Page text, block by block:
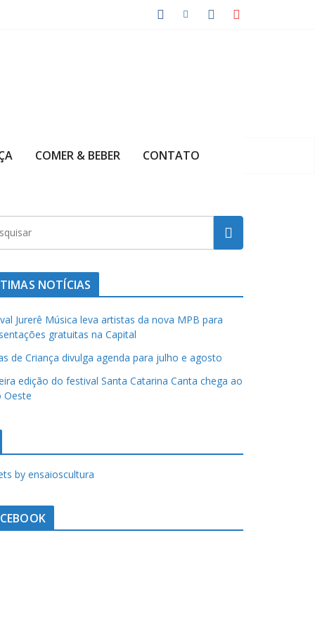
COMER & BEBER CONTATO
NOTÍCIAS
Jurerê Música leva artistas da nova MPB para
gratuitas na Capital
de Criança divulga agenda para julho e agosto
edição do festival Santa Catarina Canta chega ao
Oeste
by ensaioscultura